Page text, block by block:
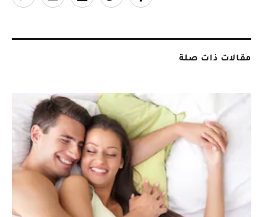
مقالات ذات صلة